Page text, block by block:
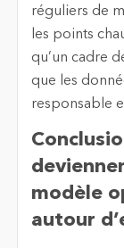
réguliers de
les points
qu’un cadre
que les
responsable
modèle
autour